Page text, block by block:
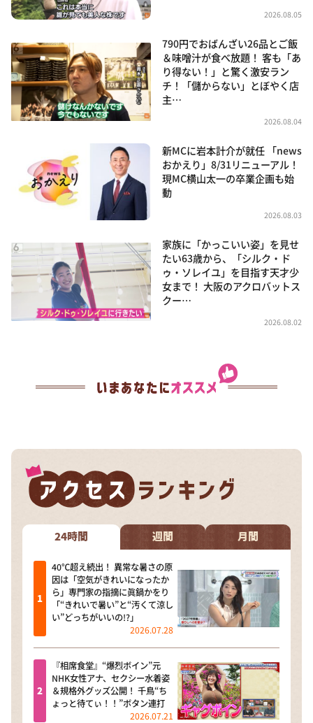
2026.08.05
790円でおばんざい26品とご飯
＆味噌汁が食べ放題！ 客も「あ
り得ない！」と驚く激安ラン
チ！「儲からない」とぼやく店
主…
2026.08.04
新MCに岩本計介が就任 「news
おかえり」8/31リニューアル！
現MC横山太一の卒業企画も始
動
2026.08.03
家族に「かっこいい姿」を見せ
たい63歳から、「シルク・ド
ゥ・ソレイユ」を目指す天才少
女まで！ 大阪のアクロバットス
クー…
2026.08.02
24時間 週間 月間
40℃超え続出！ 異常な暑さの原
因は「空気がきれいになったか
ら」専門家の指摘に眞鍋かをり
「“きれいで暑い”と“汚くて涼し
い”どっちがいいの!?」
2026.07.28
『相席食堂』“爆烈ボイン”元
NHK女性アナ、セクシー水着姿
＆規格外グッズ公開！ 千鳥“ち
ょっと待てぃ！！”ボタン連打
2026.07.21